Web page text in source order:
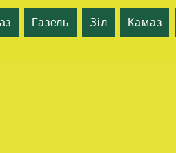
Газель Зіл Камаз